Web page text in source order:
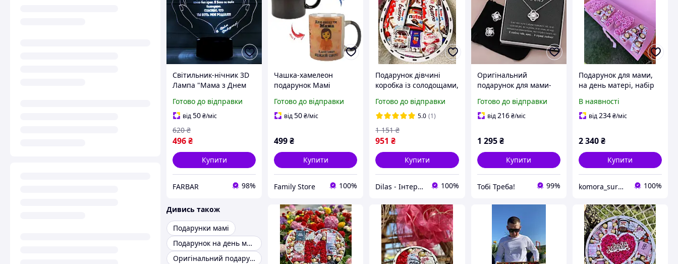
Світильник-нічник 3D
Лампа "Мама з Днем
(Персоналізація під
ваш текст)" 7 кольорів
+ пульт (20 см)
Готово до відправки
від50₴/міс
496₴
620 ₴
Купити
FARBAR 98%
Чашка-хамелеон
подарунок Мамі
Готово до відправки
від50₴/міс
499₴
Купити
Family Store 100%
Подарунок дівчині
коробка із солодощами,
солодощами,
Подарунок на дн
дівчині , Подарунки
мамі
Готово до відправки
5.0 (1)
951 ₴
1 151 ₴
Купити
Dilas - Інтернет-магазин 100%
Оригінальний
подарунок для мами-
сережками та
вітальною карткою
Безкоштовна доставка
Готово до відправки
від216 ₴/міс
1 295 ₴
Купити
Тобі Треба! 99%
Подарунок для мами,
на день матері, набір
для мамусі
В наявності
від234₴/міс
2 340₴
Купити
komora_surprise 100%
Дивись також
Подарунки мамі
Подарунок на день матері
Оригінальний подарунок мамі